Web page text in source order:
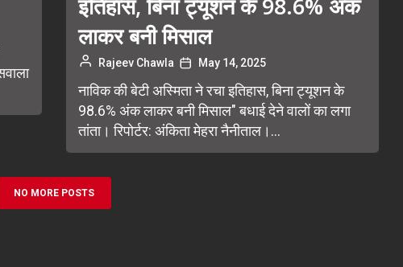
इतिहास, बिना ट्यूशन के 98.6% अंक
लाकर बनी मिसाल
Rajeev Chawla May 14, 2025
नाविक की बेटी अस्मिता ने रचा इतिहास, बिना ट्यूशन के
98.6% अंक लाकर बनी मिसाल" बधाई देने वालों का लगा
तांता। रिपोर्टर: अंकिता मेहरा नैनीताल।...
NO MORE POSTS